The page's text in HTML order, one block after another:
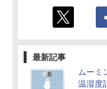
最新記事
ムーミ
温湿度